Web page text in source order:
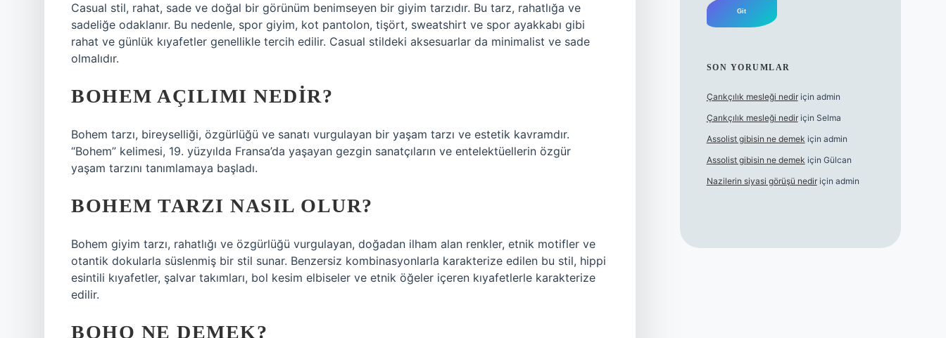
Casual stil, rahat, sade ve doğal bir görünüm benimseyen bir giyim tarzıdır. Bu tarz, rahatlığa ve
sadeliğe odaklanır. Bu nedenle, spor giyim, kot pantolon, tişört, sweatshirt ve spor ayakkabı gibi
rahat ve günlük kıyafetler genellikle tercih edilir. Casual stildeki aksesuarlar da minimalist ve sade
olmalıdır.
BOHEM AÇILIMI NEDIR?
Bohem tarzı, bireyselliği, özgürlüğü ve sanatı vurgulayan bir yaşam tarzı ve estetik kavramdır.
“Bohem” kelimesi, 19. yüzyılda Fransa’da yaşayan gezgin sanatçıların ve entelektüellerin özgür
yaşam tarzını tanımlamaya başladı.
BOHEM TARZI NASIL OLUR?
Bohem giyim tarzı, rahatlığı ve özgürlüğü vurgulayan, doğadan ilham alan renkler, etnik motifler ve
otantik dokularla süslenmiş bir stil sunar. Benzersiz kombinasyonlarla karakterize edilen bu stil, hippi
esintili kıyafetler, şalvar takımları, bol kesim elbiseler ve etnik öğeler içeren kıyafetlerle karakterize
edilir.
BOHO NE DEMEK?
SON YORUMLAR
Çarıkçılık mesleği nediriçin admin
Çarıkçılık mesleği nediriçin Selma
Assolist gibisin ne demek için admin
Assolist gibisin ne demek için Gülcan
Nazilerin siyasi görüşü nediriçin admin